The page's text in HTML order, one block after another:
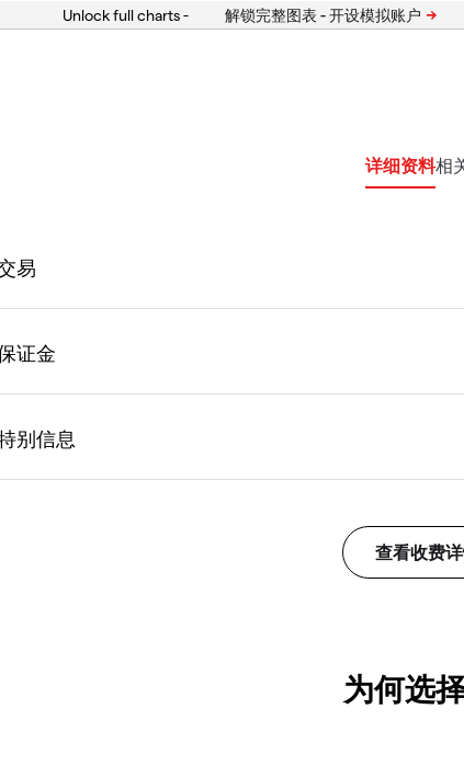
Unlock full charts -
详细资料相
为何选